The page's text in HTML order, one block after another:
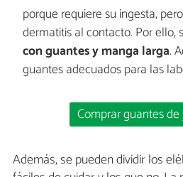
porque requiere su ingesta,
dermatitis al contacto. Por ello,
con guantes y manga larga.
guantes adecuados para las
Comprar guantes
Además, se pueden dividir los